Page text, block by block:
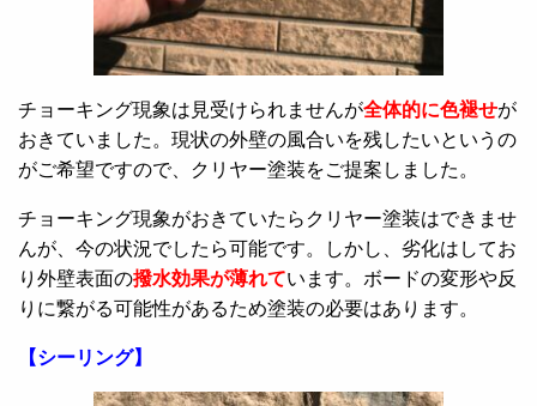
チョーキング現象は見受けられませんが全体的に色褪せが
おきていました。現状の外壁の風合いを残したいというの
がご希望ですので、クリヤー塗装をご提案しました。
チョーキング現象がおきていたらクリヤー塗装はできませ
んが、今の状況でしたら可能です。しかし、劣化はしてお
り外壁表面の撥水効果が薄れています。ボードの変形や反
りに繋がる可能性があるため塗装の必要はあります。
【シーリング】